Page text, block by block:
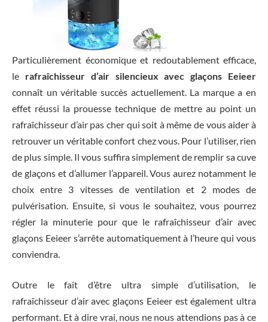
Particulièrement économique et redoutablement efficace,
le rafraîchisseur d’air silencieux avec glaçons Eeieer
connaît un véritable succès actuellement. La marque a en
effet réussi la prouesse technique de mettre au point un
rafraîchisseur d’air pas cher qui soit à même de vous aider à
retrouver un véritable confort chez vous. Pour l’utiliser, rien
de plus simple. Il vous suffira simplement de remplir sa cuve
de glaçons et d’allumer l’appareil. Vous aurez notamment le
choix entre 3 vitesses de ventilation et 2 modes de
pulvérisation. Ensuite, si vous le souhaitez, vous pourrez
régler la minuterie pour que le rafraîchisseur d’air avec
glaçons Eeieer s’arrête automatiquement à l’heure qui vous
conviendra.
Outre le fait d’être ultra simple d’utilisation, le
rafraîchisseur d’air avec glaçons Eeieer est également ultra
performant. Et à dire vrai, nous ne nous attendions pas à ce